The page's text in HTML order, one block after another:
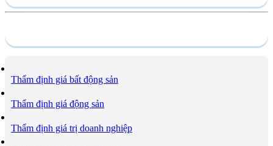
Thẩm định giá bất động sản
Thẩm định giá động sản
Thẩm định giá trị doanh nghiệp